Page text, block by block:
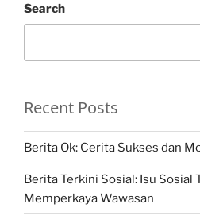
Search
Recent Posts
Berita Ok: Cerita Sukses dan
Berita Terkini Sosial: Isu Sosial
Memperkaya Wawasan